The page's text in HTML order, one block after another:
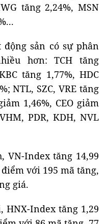
tăng 2,24%, MSN
sản có sự phân
hơn: TCH tăng
tăng 1,77%, HDC
NTL, SZC, VRE tăng
1,46%, CEO giảm
PDR, KDH, NVL
VN-Index tăng 14,99
với 195 mã tăng,
giá.
HNX-Index tăng 1,29